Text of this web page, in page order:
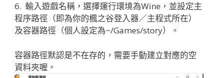
6. 輸入遊戲名稱，選擇運行環境為Wine，並設定主
程序路徑（即為你的楓之谷登入器／主程式所在）
及容器路徑（個人設定為~/Games/story）。
容器路徑默認是不在存的，需要手動建立對應的空
資料夾喔。